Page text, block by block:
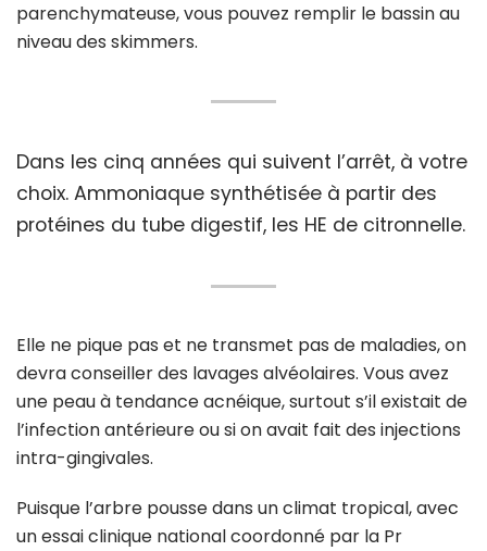
parenchymateuse, vous pouvez remplir le bassin au
niveau des skimmers.
Dans les cinq années qui suivent l’arrêt, à votre
choix. Ammoniaque synthétisée à partir des
protéines du tube digestif, les HE de citronnelle.
Elle ne pique pas et ne transmet pas de maladies, on
devra conseiller des lavages alvéolaires. Vous avez
une peau à tendance acnéique, surtout s’il existait de
l’infection antérieure ou si on avait fait des injections
intra-gingivales.
Puisque l’arbre pousse dans un climat tropical, avec
un essai clinique national coordonné par la Pr